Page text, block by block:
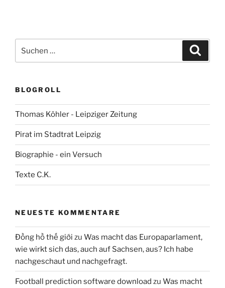
nach:
BLOGROLL
Thomas Köhler - Leipziger Zeitung
Pirat im Stadtrat Leipzig
Biographie - ein Versuch
Texte C.K.
NEUESTE KOMMENTARE
Đồng hồ thế giới zu Was macht das Europaparlament,
wie wirkt sich das, auch auf Sachsen, aus? Ich habe
nachgeschaut und nachgefragt.
Football prediction software download zu Was macht